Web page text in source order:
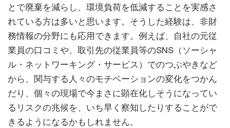
とで廃棄を減らし、環境負荷を低減することを実感さ
れている方は多いと思います。そうした経験は、非財
務情報の分野にも応用できます。例えば、自社の元従
業員の口コミや、取引先の従業員等のSNS（ソーシャ
ル・ネットワーキング・サービス）でのつぶやきなど
から、関与する人々のモチベーションの変化をつかん
だり、個々の現場で今まさに顕在化しそうになってい
るリスクの兆候を、いち早く察知したりすることがで
きるようになるかもしれません。